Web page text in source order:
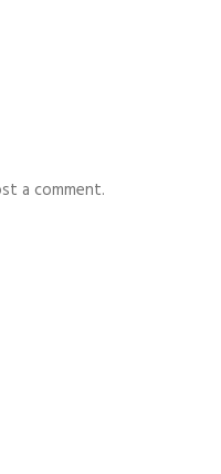
a comment.